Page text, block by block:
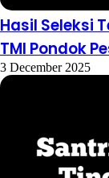
Hasil Seleksi
TMI Pondok
3 December 2025